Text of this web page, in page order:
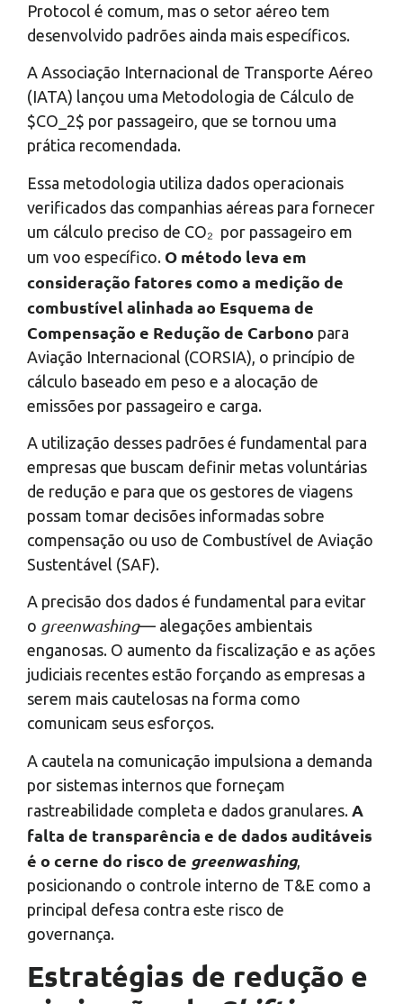
Protocol é comum, mas o setor aéreo tem
desenvolvido padrões ainda mais específicos.
A Associação Internacional de Transporte Aéreo
(IATA) lançou uma Metodologia de Cálculo de
$CO_2$ por passageiro, que se tornou uma
prática recomendada.
Essa metodologia utiliza dados operacionais
verificados das companhias aéreas para fornecer
um cálculo preciso de CO₂ por passageiro em
um voo específico. O método leva em
consideração fatores como a medição de
combustível alinhada ao Esquema de
Compensação e Redução de Carbono para
Aviação Internacional (CORSIA), o princípio de
cálculo baseado em peso e a alocação de
emissões por passageiro e carga.
A utilização desses padrões é fundamental para
empresas que buscam definir metas voluntárias
de redução e para que os gestores de viagens
possam tomar decisões informadas sobre
compensação ou uso de Combustível de Aviação
Sustentável (SAF).
A precisão dos dados é fundamental para evitar
o greenwashing— alegações ambientais
enganosas. O aumento da fiscalização e as ações
judiciais recentes estão forçando as empresas a
serem mais cautelosas na forma como
comunicam seus esforços.
A cautela na comunicação impulsiona a demanda
por sistemas internos que forneçam
rastreabilidade completa e dados granulares. A
falta de transparência e de dados auditáveis
é o cerne do risco de greenwashing,
posicionando o controle interno de T&E como a
principal defesa contra este risco de
governança.
Estratégias de redução e